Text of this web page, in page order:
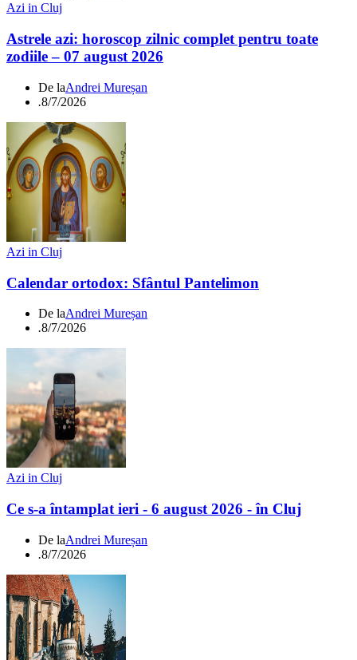
Azi in Cluj
Astrele azi: horoscop zilnic complet pentru toate
zodiile – 07 august 2026
De laAndrei Mureșan
.8/7/2026
Azi in Cluj
Calendar ortodox: Sfântul Pantelimon
De laAndrei Mureșan
.8/7/2026
Azi in Cluj
Ce s-a întamplat ieri - 6 august 2026 - în Cluj
De laAndrei Mureșan
.8/7/2026